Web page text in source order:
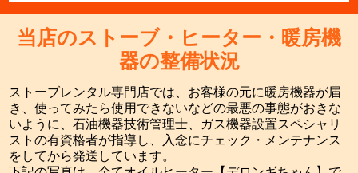
当店のストーブ・ヒーター・暖房機
器の整備状況
ストーブレンタル専門店では、お客様の元に暖房機器が届
き、使ってみたら使用できないなどの最悪の事態がおきな
いように、石油機器技術管理士、ガス機器設置スペシャリ
ストの有資格者が指導し、入念にチェック・メンテナンス
をしてから発送しています。